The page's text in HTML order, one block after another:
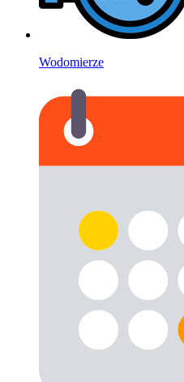
Wodomierze